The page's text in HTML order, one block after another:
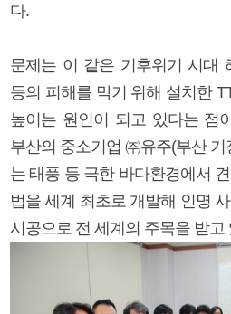
다.
문제는 이 같은 기후위기 시대
등의 피해를 막기 위해 설치한
높이는 원인이 되고 있다는 점
부산의 중소기업 ㈜유주(부산 기
는 태풍 등 극한 바다환경에서
법을 세계 최초로 개발해 인명
시공으로 전 세계의 주목을 받고